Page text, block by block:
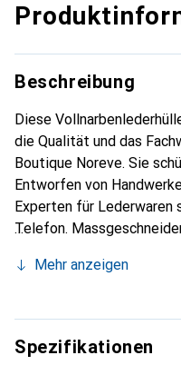
Beschreibung
Diese
die Qualität und das
Boutique Noreve. Sie
Entworfen von
Experten für
Telefon.
unverzichtbaren
die Marke Noreve eine
anspruchsvolle Klientel.
Mehr anzeigen
Spezifikationen